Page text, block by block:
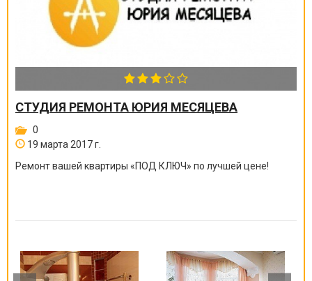
СТУДИЯ РЕМОНТА ЮРИЯ МЕСЯЦЕВА
0
19 марта 2017 г.
Ремонт вашей квартиры «ПОД КЛЮЧ» по лучшей цене!